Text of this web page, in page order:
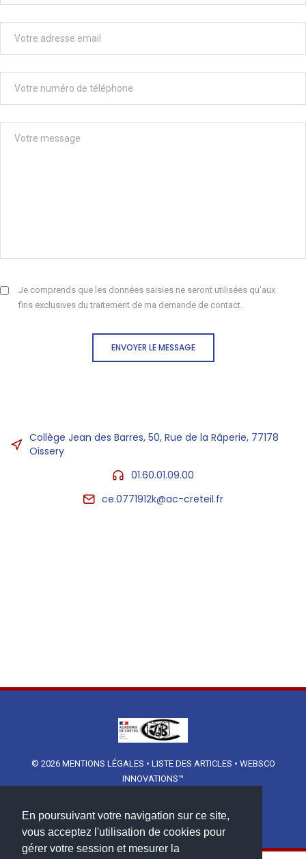
En poursuivant votre navigation sur ce site,
vous acceptez l'utilisation de cookies pour
gérer votre session et mesurer la
Je comprends que les données saisies ne seront utilisées qu'aux
fins exclusives du traitement de ma demande de contact.
ENVOYER LE MESSAGE
Collège Jean des Barres, 50, Rue de la Râperie, 77178
Oissery
01.60.01.09.00
ce.0771912k@ac-creteil.fr
© 2026 MENTIONS LÉGALES • LISTE DES ARTICLES • WEBSCO
INNOVATIONS™